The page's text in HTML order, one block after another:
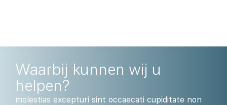
Waarbij kunnen wij u
helpen?
molestias excepturi sint occaecati cupiditate non